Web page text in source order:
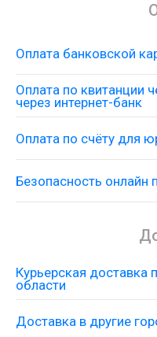
Оплата банковской
Оплата по квитанции
через интернет-банк
Оплата по счёту для
Безопасность онлайн
Курьерская
области
Доставка в другие